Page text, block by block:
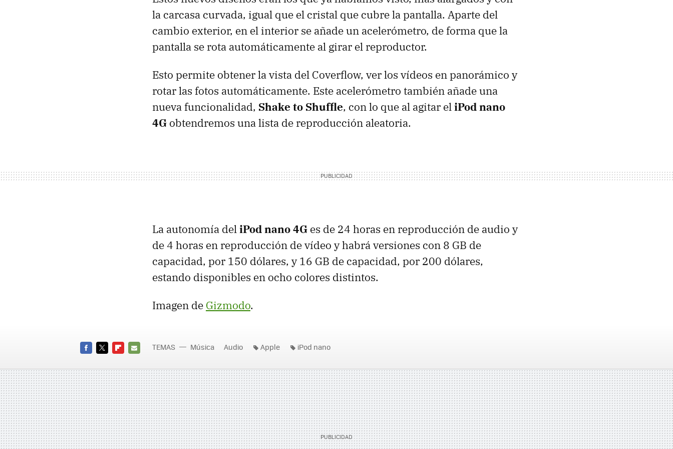
la carcasa curvada, igual que el cristal que cubre la pantalla. Aparte del
cambio exterior, en el interior se añade un acelerómetro, de forma que la
pantalla se rota automáticamente al girar el reproductor.
Esto permite obtener la vista del Coverflow, ver los vídeos en panorámico y
rotar las fotos automáticamente. Este acelerómetro también añade una
nueva funcionalidad, Shake to Shuffle, con lo que al agitar eliPod nano
4G obtendremos una lista de reproducción aleatoria.
La autonomía deliPod nano 4G es de 24 horas en reproducción de audio y
de 4 horas en reproducción de vídeo y habrá versiones con 8 GB de
capacidad, por 150 dólares, y 16 GB de capacidad, por 200 dólares,
estando disponibles en ocho colores distintos.
Imagen de Gizmodo.
MAIL
TEMAS Música Audio Apple iPod nano